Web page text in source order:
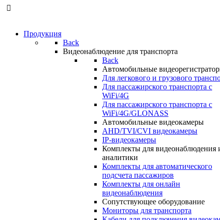
Продукция
Back
Видеонаблюдение для транспорта
Back
Автомобильные
Для легкового и грузового
Для пассажирского транспорта с
WiFi/4G
Для пассажирского транспорта с
WiFi/4G/GLONASS
Автомобильные видеокамеры
AHD/TVI/CVI видеокамеры
IP-видеокамеры
Комплекты для видеонаблюдения
аналитики
Комплекты для автоматического
подсчета пассажиров
Комплекты для онлайн
видеонаблюдения
Сопутствующее оборудование
Мониторы для транспорта